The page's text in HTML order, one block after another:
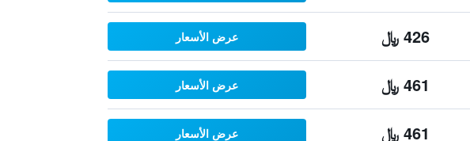
426 ﷼ عرض الأسعار
461 ﷼ عرض الأسعار
461 ﷼ عرض الأسعار